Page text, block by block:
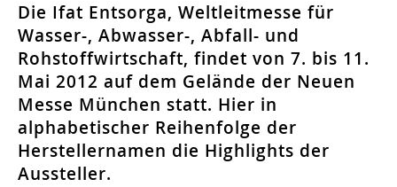
Die Ifat Entsorga, Weltleitmesse für
Wasser-, Abwasser-, Abfall- und
Rohstoffwirtschaft, findet von 7. bis 11.
Mai 2012 auf dem Gelände der Neuen
Messe München statt. Hier in
alphabetischer Reihenfolge der
Herstellernamen die Highlights der
Aussteller.